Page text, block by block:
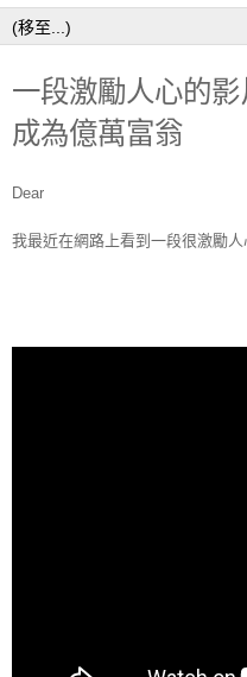
一段激勵人心的
成為億萬富翁
Dear
我最近在網路上看到一段很激勵人